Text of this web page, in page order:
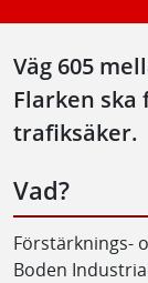
Väg 605
Flarken ska
trafiksäker.
Vad?
Förstärknings-
Boden